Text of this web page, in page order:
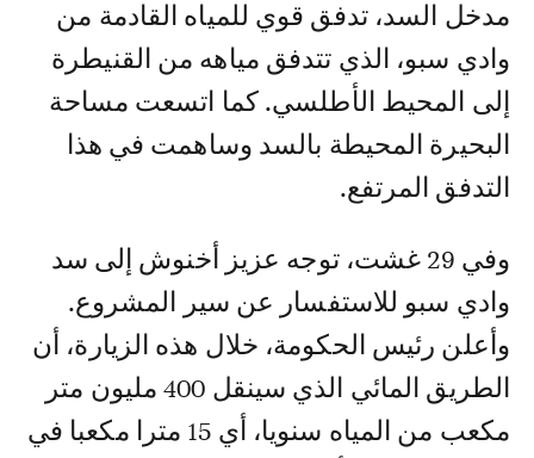
مدخل السد، تدفق قوي للمياه القادمة من
وادي سبو، الذي تتدفق مياهه من القنيطرة
إلى المحيط الأطلسي. كما اتسعت مساحة
البحيرة المحيطة بالسد وساهمت في هذا
التدفق المرتفع.
وفي 29 غشت، توجه عزيز أخنوش إلى سد
وادي سبو للاستفسار عن سير المشروع.
وأعلن رئيس الحكومة، خلال هذه الزيارة، أن
الطريق المائي الذي سينقل 400 مليون متر
مكعب من المياه سنويا، أي 15 مترا مكعبا في